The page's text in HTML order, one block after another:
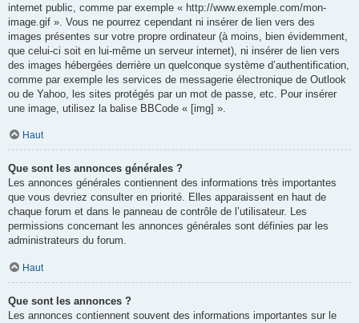
internet public, comme par exemple « http://www.exemple.com/mon-
image.gif ». Vous ne pourrez cependant ni insérer de lien vers des
images présentes sur votre propre ordinateur (à moins, bien évidemment,
que celui-ci soit en lui-même un serveur internet), ni insérer de lien vers
des images hébergées derrière un quelconque système d’authentification,
comme par exemple les services de messagerie électronique de Outlook
ou de Yahoo, les sites protégés par un mot de passe, etc. Pour insérer
une image, utilisez la balise BBCode « [img] ».
Haut
Que sont les annonces générales ?
Les annonces générales contiennent des informations très importantes
que vous devriez consulter en priorité. Elles apparaissent en haut de
chaque forum et dans le panneau de contrôle de l’utilisateur. Les
permissions concernant les annonces générales sont définies par les
administrateurs du forum.
Haut
Que sont les annonces ?
Les annonces contiennent souvent des informations importantes sur le